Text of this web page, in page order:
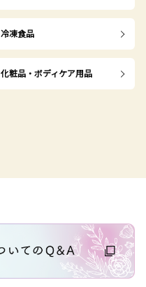
冷凍食品
化粧品・ボディケア用品